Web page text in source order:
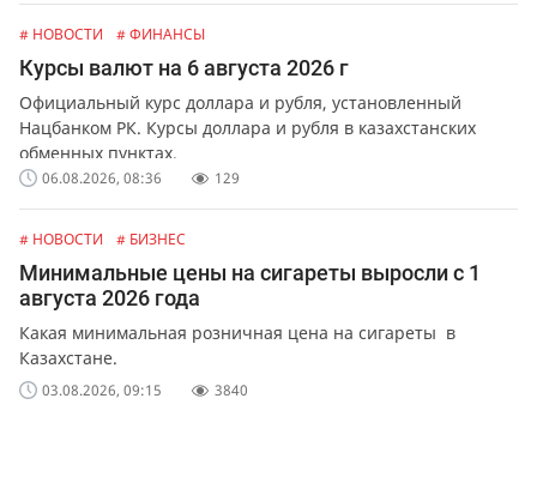
# НОВОСТИ # ФИНАНСЫ
Курсы валют на 6 августа 2026 г
Официальный курс доллара и рубля, установленный
Нацбанком РК. Курсы доллара и рубля в казахстанских
обменных пунктах.
06.08.2026, 08:36 129
# НОВОСТИ # БИЗНЕС
Минимальные цены на сигареты выросли с 1
августа 2026 года
Какая минимальная розничная цена на сигареты в
Казахстане.
03.08.2026, 09:15 3840